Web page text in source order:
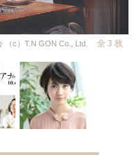
（c）T.N GON Co., Ltd. 全 3 枚